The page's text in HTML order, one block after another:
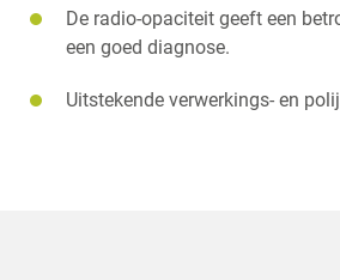
De radio-opaciteit geeft een
een goed diagnose.
Uitstekende verwerkings- en